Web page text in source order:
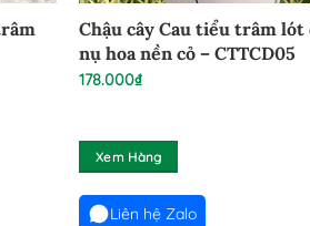
Chậu cây Cau tiểu trâm lót
nụ hoa nền cỏ – CTTCD05
178.000₫
Xem Hàng
Liên hệ Zalo